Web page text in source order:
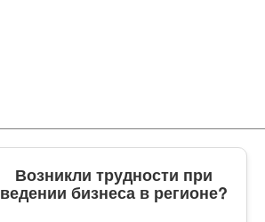
Возникли трудности при
ведении бизнеса в регионе?